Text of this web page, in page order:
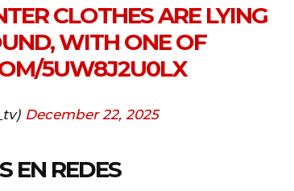
CLOTHES ARE LYING
WITH ONE OF
5UW8J2U0LX
December 22, 2025
EN REDES